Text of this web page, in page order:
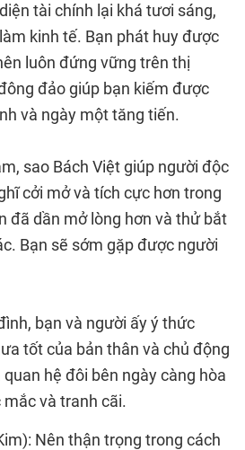
tài chính lại khá tươi sáng,
kinh tế. Bạn phát huy được
luôn đứng vững trên thị
đảo giúp bạn kiếm được
và ngày một tăng tiến.
sao Bách Việt giúp người độc
cởi mở và tích cực hơn trong
đã dần mở lòng hơn và thử bắt
Bạn sẽ sớm gặp được người
bạn và người ấy ý thức
tốt của bản thân và chủ động
hệ đôi bên ngày càng hòa
và tranh cãi.
Nên thận trọng trong cách